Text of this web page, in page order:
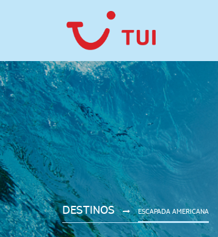
DESTINOS ESCAPADA AMERICANA